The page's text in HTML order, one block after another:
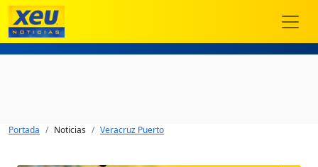
Portada Noticias Veracruz Puerto